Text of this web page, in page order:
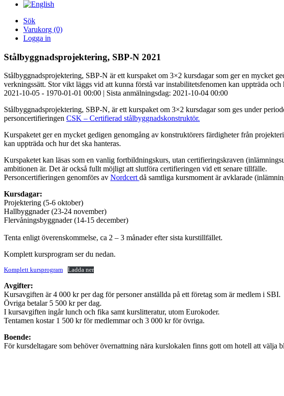
Sök
Varukorg (0)
Logga in
Stålbyggnadsprojektering, SBP-N 2021
Stålbyggnadsprojektering, SBP-N är ett kurspaket om 3×2 kursdagar som ger en mycket
verkningssätt. Stor vikt läggs vid att kunna förstå var instabilitetsfenomen kan uppträda och
2021-10-05 - 1970-01-01 00:00 | Sista anmälningsdag: 2021-10-04 00:00
Stålbyggnadsprojektering, SBP-N, är ett kurspaket om 3×2 kursdagar som ges under
personcertifieringen CSK – Certifierad stålbyggnadskonstruktör.
Kurspaketet ger en mycket gedigen genomgång av konstruktörers färdigheter från
kan uppträda och hur det ska hanteras.
Kurspaketet kan läsas som en vanlig fortbildningskurs, utan certifieringskraven
ambitionen är. Det är också fullt möjligt att slutföra certifieringen vid ett senare tillfälle.
Personcertifieringen genomförs av Nordcertdå samtliga kursmoment är avklarade
Kursdagar:
Projektering (5-6 oktober)
Hallbyggnader (23-24 november)
Flervåningsbyggnader (14-15 december)
Tenta enligt överenskommelse, ca 2 – 3 månader efter sista kurstillfället.
Komplett kursprogram ser du nedan.
Komplett kursprogram Ladda ner
Avgifter:
Kursavgiften är 4 000 kr per dag för personer anställda på ett företag som är medlem i SBI.
Övriga betalar 5 500 kr per dag.
I kursavgiften ingår lunch och fika samt kurslitteratur, utom Eurokoder.
Tentamen kostar 1 500 kr för medlemmar och 3 000 kr för övriga.
Boende:
För kursdeltagare som behöver övernattning nära kurslokalen finns gott om hotell att välja